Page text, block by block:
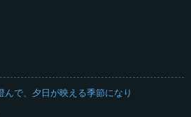
んで、夕日が映える季節になり